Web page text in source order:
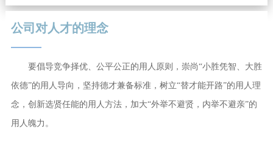
公司对人才的理念
要倡导竞争择优、公平公正的用人原则，崇尚“小胜凭智、大胜
依德”的用人导向，坚持德才兼备标准，树立“替才能开路”的用人理
念，创新选贤任能的用人方法，加大“外举不避贤，内举不避亲”的
用人魄力。